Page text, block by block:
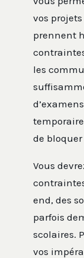
vos
prennent
les
de
Vous
end, des
parfois
scolaires.
vos